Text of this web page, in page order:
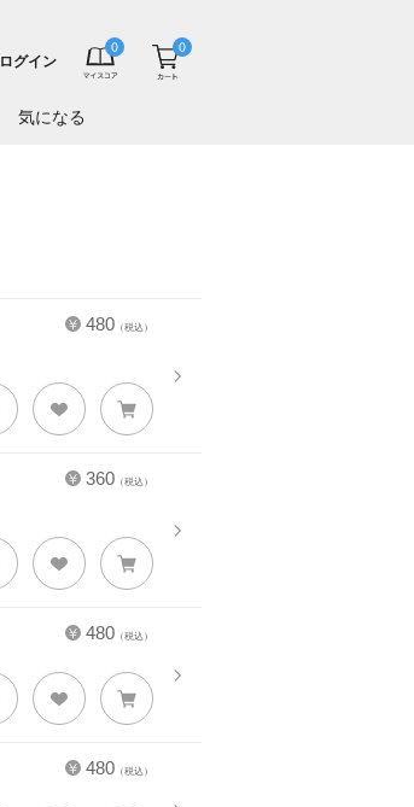
気になる
ログイン
480 （税込）
360 （税込）
480 （税込）
480 （税込）